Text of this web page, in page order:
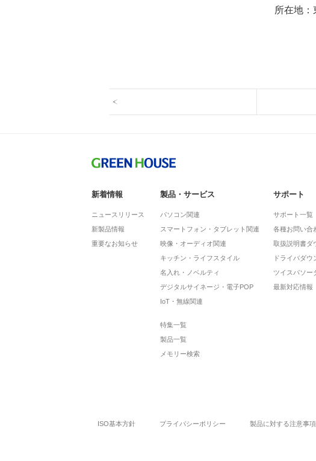
所在地
新着情報
ニュースリリース
新製品情報
重要なお知らせ
製品・サービス
パソコン関連
スマートフォン・タブレット関連
映像・オーディオ関連
キッチン・ライフスタイル
名入れ・ノベルティ
デジタルサイネージ・電子POP
IoT・無線関連
特集一覧
製品一覧
メモリー検索
サポート
サポート一覧
各種お問い合
取扱説明書ダ
ドライバダウ
ツイスパソー
最新対応情報
ISO基本方針 プライバシーポリシー 製品に対する注意事項